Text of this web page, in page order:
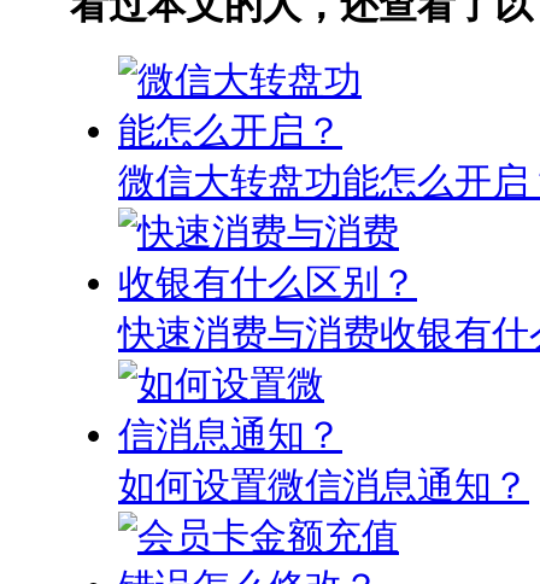
微信大转盘功能怎么开启
快速消费与消费收银有什
如何设置微信消息通知？